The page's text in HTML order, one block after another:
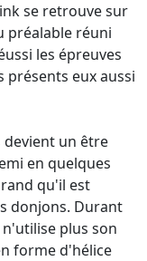
se retrouve sur
préalable réuni
les épreuves
présents eux aussi
devient un être
en quelques
qu'il est
donjons. Durant
plus son
forme d'hélice